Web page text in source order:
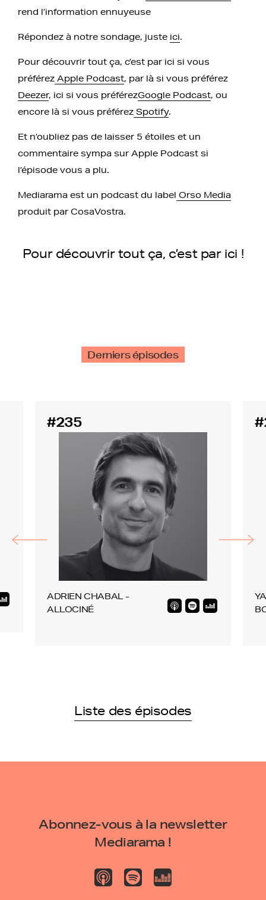
rend l’information ennuyeuse
Répondez à notre sondage, juste ici.
Pour découvrir tout ça, c’est par ici si vous
préférez Apple Podcast, par là si vous préférez
Deezer, ici si vous préférezGoogle Podcast, ou
encore là si vous préférez Spotify.
Et n’oubliez pas de laisser 5 étoiles et un
commentaire sympa sur Apple Podcast si
l’épisode vous a plu.
Mediarama est un podcast du label Orso Media
produit par CosaVostra.
Pour découvrir tout ça, c’est par ici !
Derniers épisodes
#235
ADRIEN CHABAL -
ALLOCINÉ
Liste des épisodes
Abonnez-vous à la newsletter
Mediarama !